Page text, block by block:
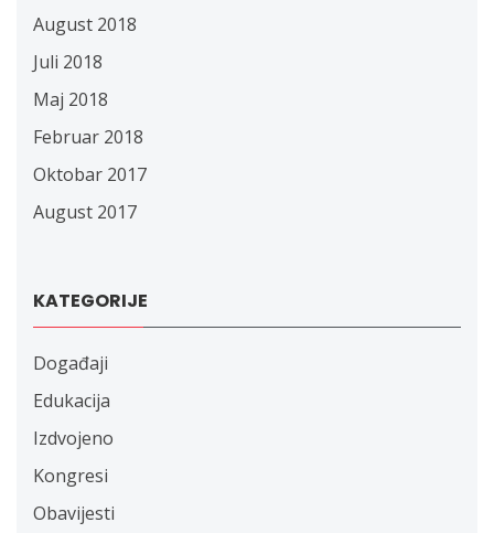
August 2018
Juli 2018
Maj 2018
Februar 2018
Oktobar 2017
August 2017
KATEGORIJE
Događaji
Edukacija
Izdvojeno
Kongresi
Obavijesti